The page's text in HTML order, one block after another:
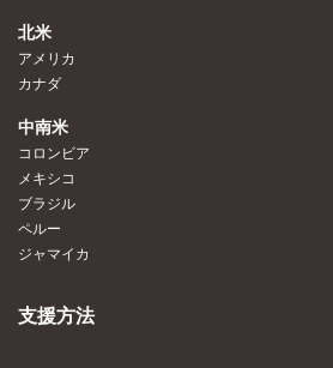
北米
アメリカ
カナダ
中南米
コロンビア
メキシコ
ブラジル
ペルー
ジャマイカ
支援方法